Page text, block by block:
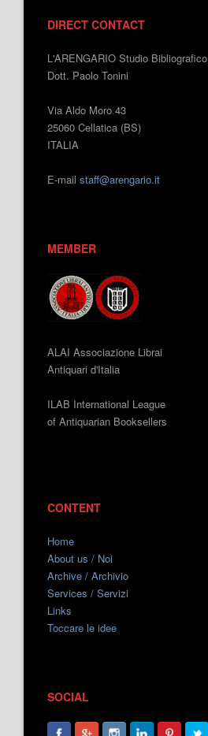
DIRECT CONTACT
L'ARENGARIO Studio Bibliografico
Dott. Paolo Tonini
Via Aldo Moro 43
25060 Cellatica (BS)
ITALIA
E-mail staff@arengario.it
MEMBER
ALAI Associazione Librai
Antiquari d'Italia
ILAB International League
of Antiquarian Booksellers
CONTENT
Home
About us / Noi
Archive / Archivio
Services / Servizi
Links
Toccare le idee
SOCIAL